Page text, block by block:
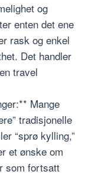
og
enten det ene
rask og enkel
Det handler
travel
Mange
tradisjonelle
“sprø kylling,”
et ønske om
som fortsatt